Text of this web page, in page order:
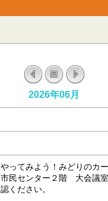
2026年06月
やってみよう！みどりの
市民センター２階 大会議
認ください。